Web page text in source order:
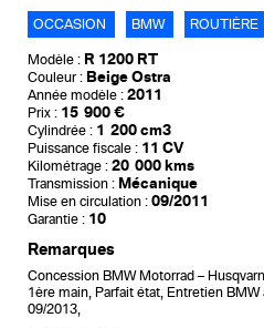
OCCASION BMW ROUTIÈRE
Modèle : R 1200 RT
Couleur : Beige Ostra
Année modèle : 2011
Prix : 15 900 €
Cylindrée : 1 200 cm3
Puissance fiscale : 11 CV
Kilométrage : 20 000 kms
Transmission : Mécanique
Mise en circulation : 09/2011
Garantie : 10
Remarques
Concession BMW Motorrad –
1ère main, Parfait état, Entretien
09/2013,